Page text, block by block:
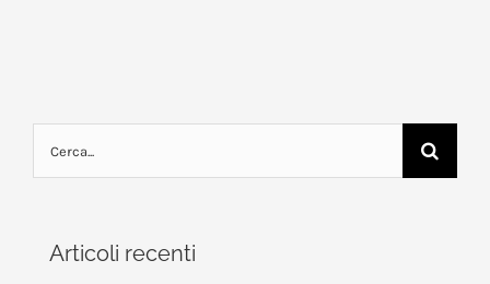
Cerca
per:
Articoli recenti